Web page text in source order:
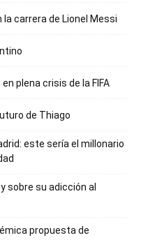
carrera de Lionel Messi
plena crisis de la FIFA
de Thiago
este sería el millonario
sobre su adicción al
propuesta de